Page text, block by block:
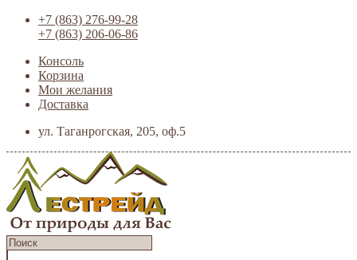
+7 (863) 276-99-28
+7 (863) 206-06-86
Консоль
Корзина
Мои желания
Доставка
ул. Таганрогская, 205, оф.5